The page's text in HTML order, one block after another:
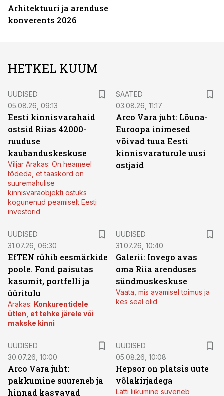
Arhitektuuri ja arenduse
konverents 2026
HETKEL KUUM
UUDISED
05.08.26, 09:13
Eesti kinnisvarahaid
ostsid Riias 42000-
ruuduse
kaubanduskeskuse
Viljar Arakas: On heameel
tõdeda, et taaskord on
suuremahulise
kinnisvaraobjekti ostuks
kogunenud peamiselt Eesti
investorid
SAATED
03.08.26, 11:17
Arco Vara juht: Lõuna-
Euroopa inimesed
võivad tuua Eesti
kinnisvaraturule uusi
ostjaid
UUDISED
31.07.26, 06:30
EfTEN rühib eesmärkide
poole. Fond paisutas
kasumit, portfelli ja
üüritulu
Arakas: Konkurentidele
ütlen, et tehke järele või
makske kinni
UUDISED
31.07.26, 10:40
Galerii: Invego avas
oma Riia arenduses
sündmuskeskuse
Vaata, mis avamisel toimus ja
kes seal olid
UUDISED
30.07.26, 10:00
Arco Vara juht:
pakkumine suureneb ja
hinnad kasvavad
UUDISED
05.08.26, 10:08
Hepsor on platsis uute
võlakirjadega
Lätti liikumine süveneb